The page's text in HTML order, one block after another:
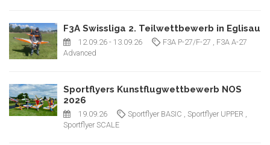
F3A Swissliga 2. Teilwettbewerb in Eglisau
12.09.26 - 13.09.26 F3A P-27/F-27 , F3A A-27
Advanced
Sportflyers Kunstflugwettbewerb NOS
2026
19.09.26 Sportflyer BASIC , Sportflyer UPPER ,
Sportflyer SCALE